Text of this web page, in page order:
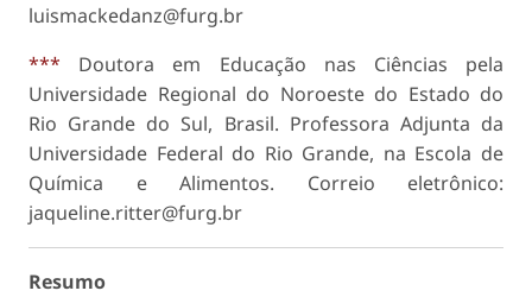
luismackedanz@furg.br
***
Doutora em Educação nas Ciências pela
Universidade Regional do Noroeste do Estado do
Rio Grande do Sul, Brasil. Professora Adjunta da
Universidade Federal do Rio Grande, na Escola de
Química e Alimentos. Correio eletrônico:
jaqueline.ritter@furg.br
Resumo